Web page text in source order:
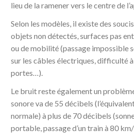
lieu de la ramener vers le centre de
Selon les modèles, il existe des
objets non détectés, surfaces pas
ou de mobilité (passage impossible
sur les câbles électriques, difficulté
portes…).
Le bruit reste également un
sonore va de 55 décibels
normale) à plus de 70 décibels
portable, passage d’un train à 80